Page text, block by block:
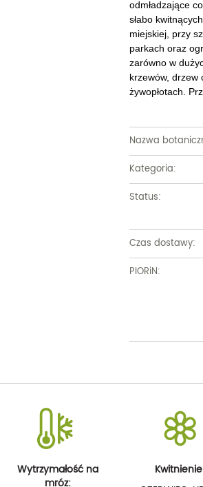
odmładzające
słabo
miejskiej, przy
parkach oraz
zarówno w
krzewów, drzew
żywopłotach.
Nazwa
Kategoria:
Status:
Czas dostawy:
PIORiN:
Wytrzymałość na
mróz: